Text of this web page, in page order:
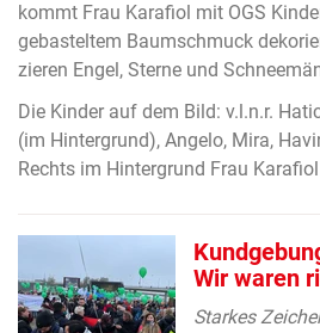
kommt Frau Karafiol mit OGS
gebasteltem Baumschmuck
zieren Engel, Sterne und
Die Kinder auf dem Bild: v.l.n.r.
(im Hintergrund), Angelo, Mira,
Rechts im Hintergrund Frau Karafiol
Wir waren
Starkes